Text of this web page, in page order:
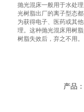
抛光混床一般用于水处
光树脂出厂的离子型态
为获得电子、医药或其
理。这种抛光混床用树
树脂失效后，弃之不用。
产品：